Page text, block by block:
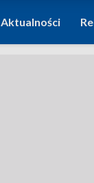
Aktualności